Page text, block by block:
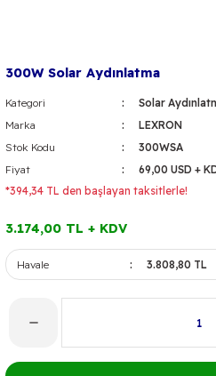
300W Solar Aydınlatma
Kategori
Solar
Marka
LEXRON
Stok Kodu
300WSA
Fiyat
69,00 USD +
*394,34 TL den başlayan taksitlerle!
3.174,00 TL + KDV
Havale 3.808,80 TL